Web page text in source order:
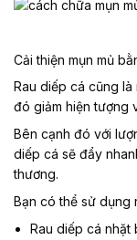
Cải thiện mụn mủ
Rau diếp cá cũng
đó giảm hiện tượng
Bên cạnh đó với
diếp cá sẽ đẩy
thương.
Bạn có thể sử dụng
Rau diếp cá nhặt